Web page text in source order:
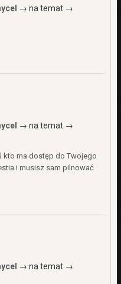
→ na temat →
→ na temat →
kto ma dostęp do Twojego
i musisz sam pilnować
→ na temat →